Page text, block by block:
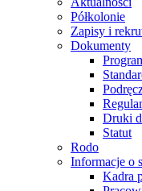
Półkolonie
Zapisy i
Dokumenty
Druki
Statut
Rodo
Informacje o
Kadra